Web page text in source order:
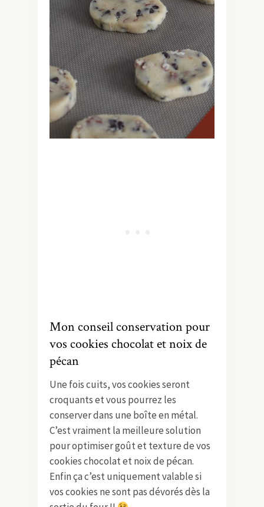
Mon conseil conservation pour
vos cookies chocolat et noix de
pécan
Une fois cuits, vos cookies seront
croquants et vous pourrez les
conserver dans une boîte en métal.
C’est vraiment la meilleure solution
pour optimiser goût et texture de vos
cookies chocolat et noix de pécan.
Enfin ça c’est uniquement valable si
vos cookies ne sont pas dévorés dès la